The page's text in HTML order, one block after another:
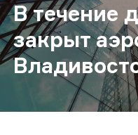
В течение
закрыт